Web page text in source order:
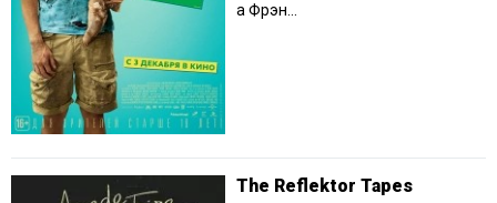
а Фрэн...
The Reflektor Tapes